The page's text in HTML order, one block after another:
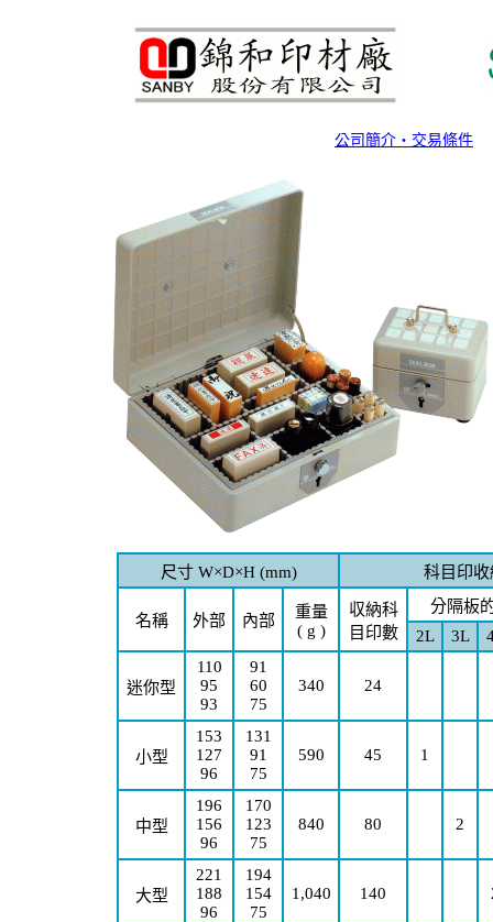
公司簡介‧交易條件
尺寸 W×D×H (mm) 科目印
名稱 外部 內部
重量
( g )
収納科
目印數
分隔板
2L
3L
迷你型
110
95
93
91
60
75
340 24
小型
153
127
96
131
91
75
590 45 1
中型
196
156
96
170
123
75
840 80 2
大型
221
188
96
194
154
75
1,040 140